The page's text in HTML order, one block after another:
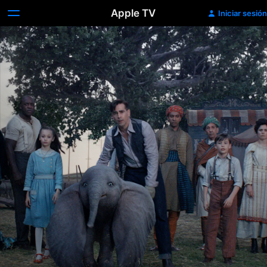
Apple TV Iniciar sesión